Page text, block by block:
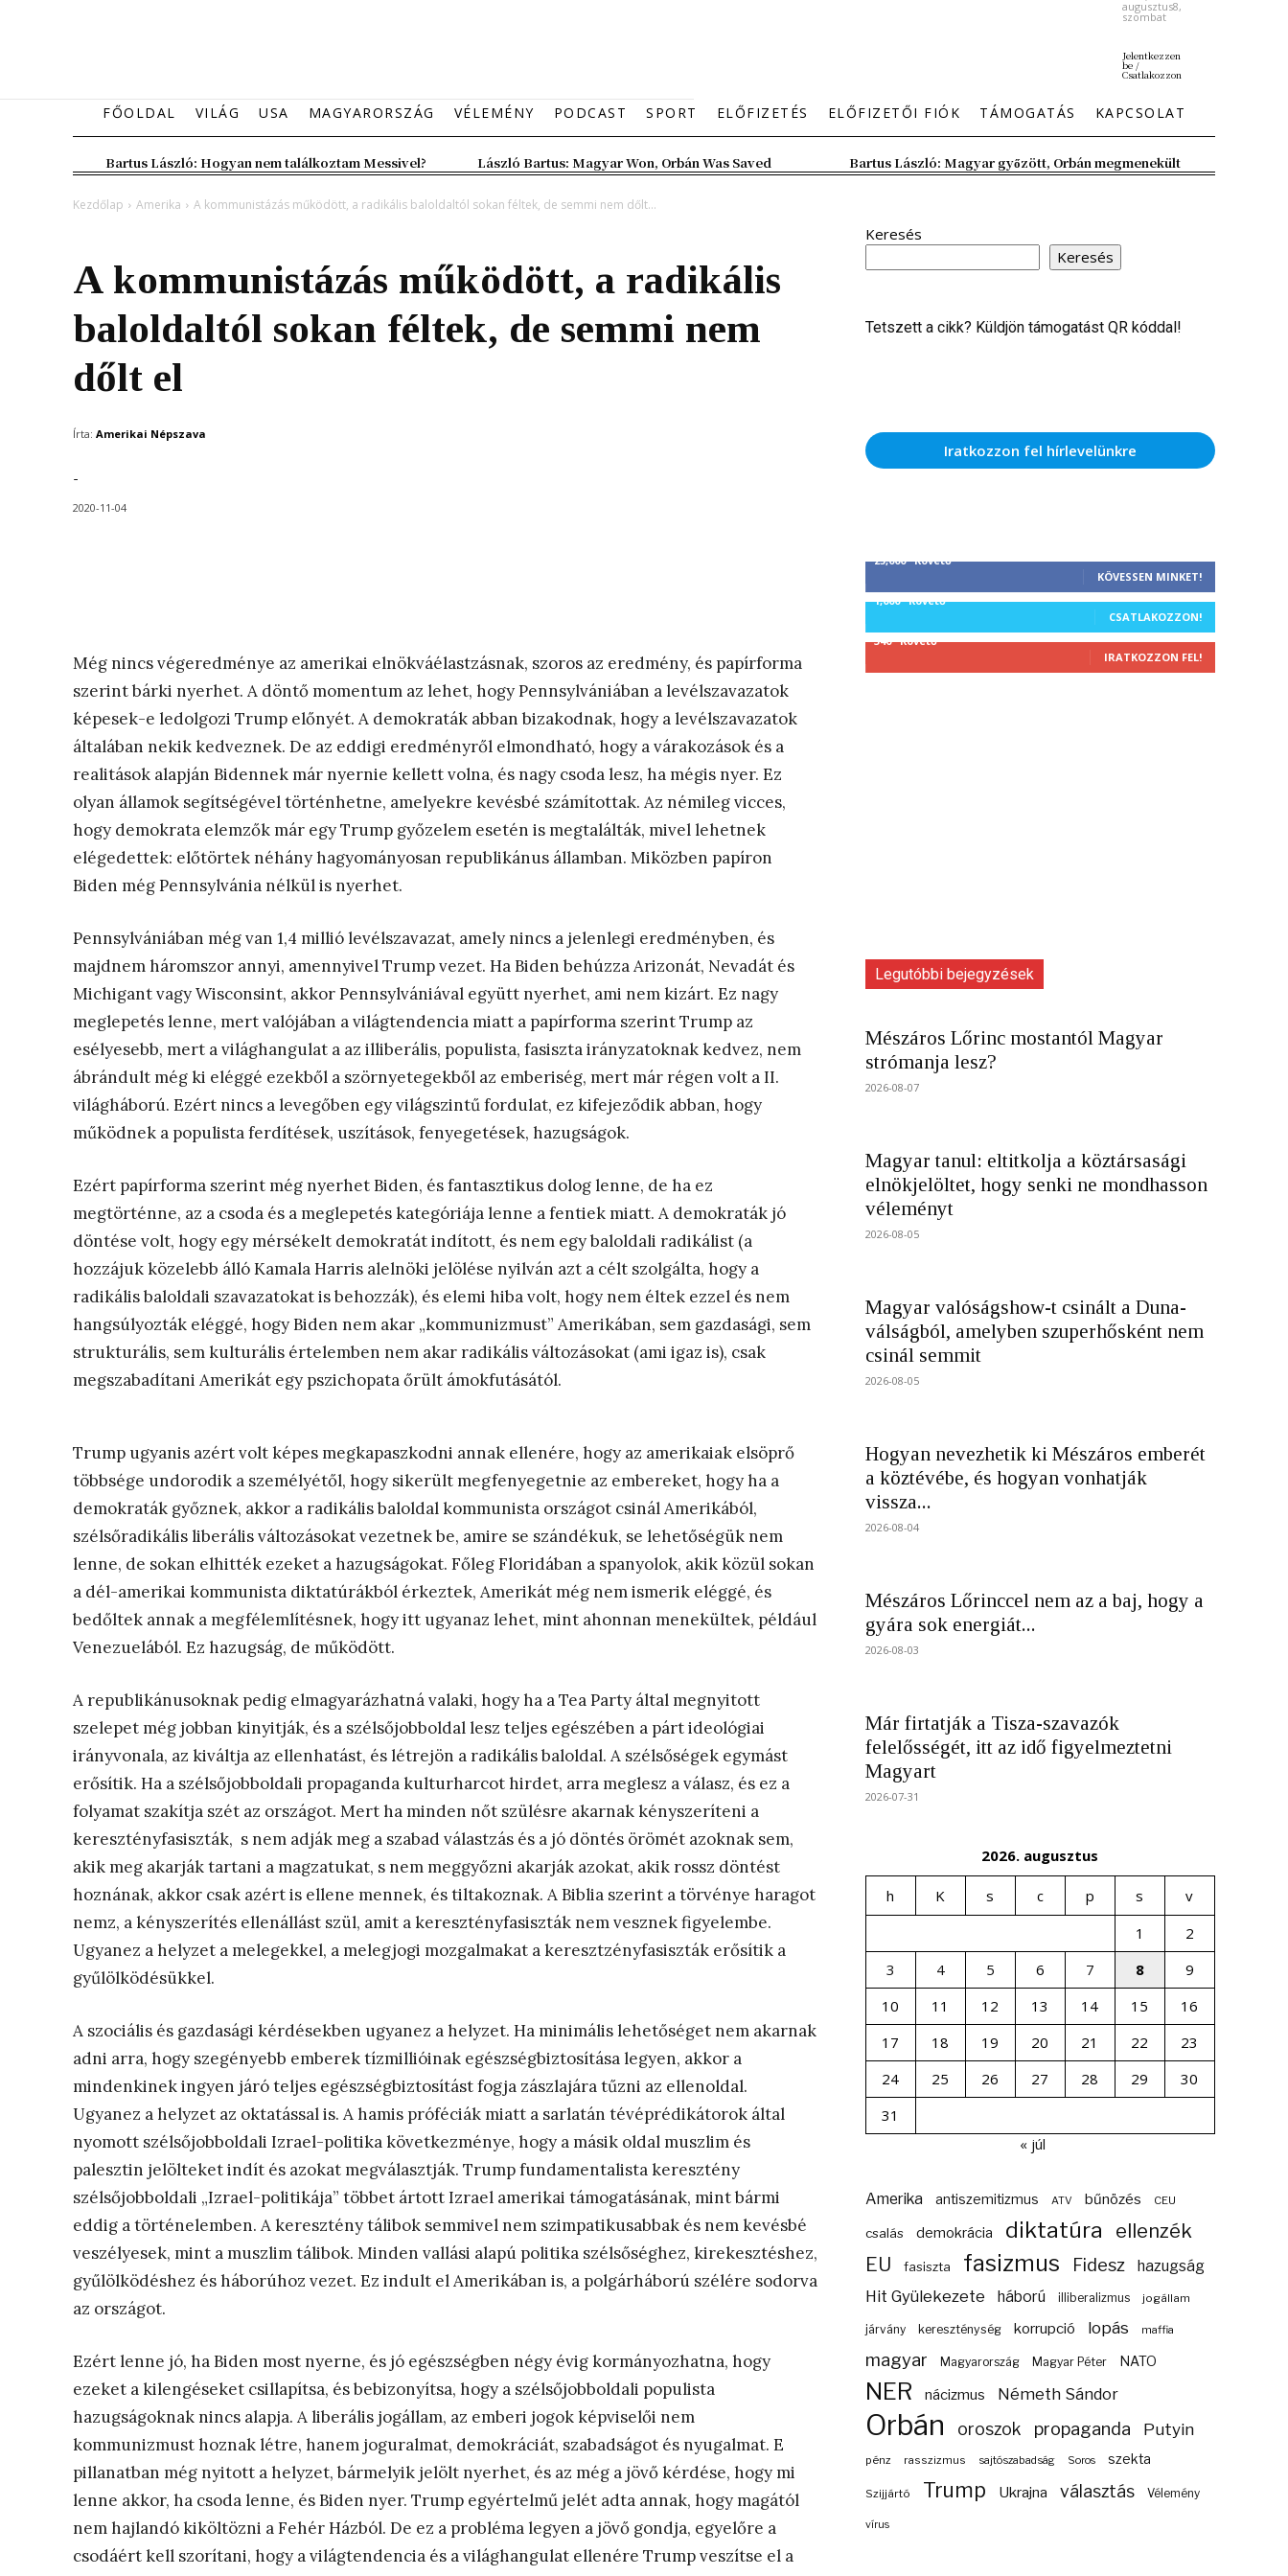
augusztus8,
szombat
Jelentkezzen
be /
Csatlakozzon
FŐOLDAL VILÁG USA MAGYARORSZÁG VÉLEMÉNY PODCAST SPORT ELŐFIZETÉS ELŐFIZETŐI FIÓK TÁMOGATÁS KAPCSOLAT
Bartus László: Hogyan nem találkoztam Messivel? László Bartus: Magyar Won, Orbán Was Saved Bartus László: Magyar győzött, Orbán megmenekült
Kezdőlap Amerika A kommunistázás működött, a radikális baloldaltól sokan féltek, de semmi nem dőlt...
A kommunistázás működött, a radikális
baloldaltól sokan féltek, de semmi nem
dőlt el
Írta: Amerikai Népszava
-
2020-11-04
Még nincs végeredménye az amerikai elnökváélastzásnak, szoros az eredmény, és papírforma
szerint bárki nyerhet. A döntő momentum az lehet, hogy Pennsylvániában a levélszavazatok
képesek-e ledolgozi Trump előnyét. A demokraták abban bizakodnak, hogy a levélszavazatok
általában nekik kedveznek. De az eddigi eredményről elmondható, hogy a várakozások és a
realitások alapján Bidennek már nyernie kellett volna, és nagy csoda lesz, ha mégis nyer. Ez
olyan államok segítségével történhetne, amelyekre kevésbé számítottak. Az némileg vicces,
hogy demokrata elemzők már egy Trump győzelem esetén is megtalálták, mivel lehetnek
elégedettek: előtörtek néhány hagyományosan republikánus államban. Miközben papíron
Biden még Pennsylvánia nélkül is nyerhet.
Pennsylvániában még van 1,4 millió levélszavazat, amely nincs a jelenlegi eredményben, és
majdnem háromszor annyi, amennyivel Trump vezet. Ha Biden behúzza Arizonát, Nevadát és
Michigant vagy Wisconsint, akkor Pennsylvániával együtt nyerhet, ami nem kizárt. Ez nagy
meglepetés lenne, mert valójában a világtendencia miatt a papírforma szerint Trump az
esélyesebb, mert a világhangulat a az illiberális, populista, fasiszta irányzatoknak kedvez, nem
ábrándult még ki eléggé ezekből a szörnyetegekből az emberiség, mert már régen volt a II.
világháború. Ezért nincs a levegőben egy világszintű fordulat, ez kifejeződik abban, hogy
működnek a populista ferdítések, uszítások, fenyegetések, hazugságok.
Ezért papírforma szerint még nyerhet Biden, és fantasztikus dolog lenne, de ha ez
megtörténne, az a csoda és a meglepetés kategóriája lenne a fentiek miatt. A demokraták jó
döntése volt, hogy egy mérsékelt demokratát indított, és nem egy baloldali radikálist (a
hozzájuk közelebb álló Kamala Harris alelnöki jelölése nyilván azt a célt szolgálta, hogy a
radikális baloldali szavazatokat is behozzák), és elemi hiba volt, hogy nem éltek ezzel és nem
hangsúlyozták eléggé, hogy Biden nem akar „kommunizmust” Amerikában, sem gazdasági, sem
strukturális, sem kulturális értelemben nem akar radikális változásokat (ami igaz is), csak
megszabadítani Amerikát egy pszichopata őrült ámokfutásától.
Trump ugyanis azért volt képes megkapaszkodni annak ellenére, hogy az amerikaiak elsöprő
többsége undorodik a személyétől, hogy sikerült megfenyegetnie az embereket, hogy ha a
demokraták győznek, akkor a radikális baloldal kommunista országot csinál Amerikából,
szélsőradikális liberális változásokat vezetnek be, amire se szándékuk, se lehetőségük nem
lenne, de sokan elhitték ezeket a hazugságokat. Főleg Floridában a spanyolok, akik közül sokan
a dél-amerikai kommunista diktatúrákból érkeztek, Amerikát még nem ismerik eléggé, és
bedőltek annak a megfélemlítésnek, hogy itt ugyanaz lehet, mint ahonnan menekültek, például
Venezuelából. Ez hazugság, de működött.
A republikánusoknak pedig elmagyarázhatná valaki, hogy ha a Tea Party által megnyitott
szelepet még jobban kinyitják, és a szélsőjobboldal lesz teljes egészében a párt ideológiai
irányvonala, az kiváltja az ellenhatást, és létrejön a radikális baloldal. A szélsőségek egymást
erősítik. Ha a szélsőjobboldali propaganda kulturharcot hirdet, arra meglesz a válasz, és ez a
folyamat szakítja szét az országot. Mert ha minden nőt szülésre akarnak kényszeríteni a
keresztényfasiszták, s nem adják meg a szabad válastzás és a jó döntés örömét azoknak sem,
akik meg akarják tartani a magzatukat, s nem meggyőzni akarják azokat, akik rossz döntést
hoznának, akkor csak azért is ellene mennek, és tiltakoznak. A Biblia szerint a törvénye haragot
nemz, a kényszerítés ellenállást szül, amit a keresztényfasiszták nem vesznek figyelembe.
Ugyanez a helyzet a melegekkel, a melegjogi mozgalmakat a keresztzényfasiszták erősítik a
gyűlölködésükkel.
A szociális és gazdasági kérdésekben ugyanez a helyzet. Ha minimális lehetőséget nem akarnak
adni arra, hogy szegényebb emberek tízmillióinak egészségbiztosítása legyen, akkor a
mindenkinek ingyen járó teljes egészségbiztosítást fogja zászlajára tűzni az ellenoldal.
Ugyanez a helyzet az oktatással is. A hamis próféciák miatt a sarlatán tévéprédikátorok által
nyomott szélsőjobboldali Izrael-politika következménye, hogy a másik oldal muszlim és
palesztin jelölteket indít és azokat megválasztják. Trump fundamentalista keresztény
szélsőjobboldali „Izrael-politikája” többet ártott Izrael amerikai támogatásának, mint bármi
eddig a történelemben. A keresztény tálibok semmivel nem szimpatikusabbak és nem kevésbé
veszélyesek, mint a muszlim tálibok. Minden vallási alapú politika szélsőséghez, kirekesztéshez,
gyűlölködéshez és háborúhoz vezet. Ez indult el Amerikában is, a polgárháború szélére sodorva
az országot.
Ezért lenne jó, ha Biden most nyerne, és jó egészségben négy évig kormányozhatna, hogy
ezeket a kilengéseket csillapítsa, és bebizonyítsa, hogy a szélsőjobboldali populista
hazugságoknak nincs alapja. A liberális jogállam, az emberi jogok képviselői nem
kommunizmust hoznak létre, hanem joguralmat, demokráciát, szabadságot és nyugalmat. E
pillanatban még nyitott a helyzet, bármelyik jelölt nyerhet, és az még a jövő kérdése, hogy mi
lenne akkor, ha csoda lenne, és Biden nyer. Trump egyértelmű jelét adta annak, hogy magától
nem hajlandó kiköltözni a Fehér Házból. De ez a probléma legyen a jövő gondja, egyelőre a
csodáért kell szorítani, hogy a világtendencia és a világhangulat ellenére Trump veszítse el a
Keresés
Keresés
Tetszett a cikk? Küldjön támogatást QR kóddal!
Iratkozzon fel hírlevelünkre
25,000 Követő
KÖVESSEN MINKET!
1,000 Követő
CSATLAKOZZON!
340 Követő
IRATKOZZON FEL!
Legutóbbi bejegyzések
Mészáros Lőrinc mostantól Magyar
strómanja lesz?
2026-08-07
Magyar tanul: eltitkolja a köztársasági
elnökjelöltet, hogy senki ne mondhasson
véleményt
2026-08-05
Magyar valóságshow-t csinált a Duna-
válságból, amelyben szuperhősként nem
csinál semmit
2026-08-05
Hogyan nevezhetik ki Mészáros emberét
a köztévébe, és hogyan vonhatják
vissza...
2026-08-04
Mészáros Lőrinccel nem az a baj, hogy a
gyára sok energiát...
2026-08-03
Már firtatják a Tisza-szavazók
felelősségét, itt az idő figyelmeztetni
Magyart
2026-07-31
2026. augusztus
h K s c p s
v
1
2
3
4 5 6 7 8
9
10
11 12 13 14 15
16
17
18 19 20 21 22
23
24
25 26 27 28 29
30
31
« júl
Amerika antiszemitizmus ATV bűnözés CEU
csalás demokrácia diktatúra ellenzék
EU fasiszta fasizmus Fidesz hazugság
Hit Gyülekezete háború illiberalizmus jogállam
járvány kereszténység korrupció lopás maffia
magyar Magyarország Magyar Péter NATO
NER nácizmus Németh Sándor
Orbán oroszok propaganda Putyin
pénz rasszizmus sajtószabadság Soros szekta
Szijjártó Trump Ukrajna választás Vélemény
vírus